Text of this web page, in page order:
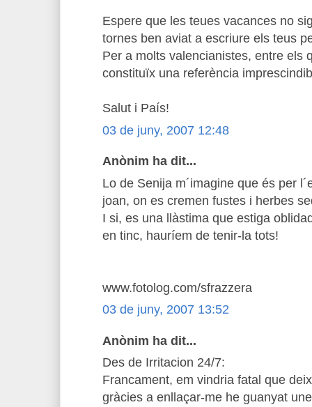
Espere que les teues vacances no
tornes ben aviat a escriure els teus
Per a molts valencianistes, entre els
constituïx una referència
Salut i País!
03 de juny, 2007 12:48
Anònim ha dit...
Lo de Senija m´imagine que és per
joan, on es cremen fustes i herbes
I si, es una llàstima que estiga
en tinc, hauríem de tenir-la tots!
www.fotolog.com/sfrazzera
03 de juny, 2007 13:52
Anònim ha dit...
Des de Irritacion 24/7:
Francament, em vindria fatal que
gràcies a enllaçar-me he guanyat